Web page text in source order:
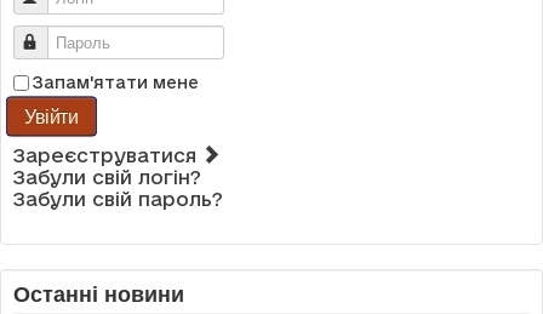
Пароль
Запам'ятати мене
Увійти
Зареєструватися
Забули свій логін?
Забули свій пароль?
Останні новини